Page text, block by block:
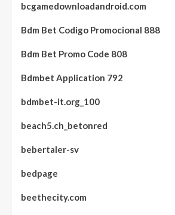
bcgamedownloadandroid.com
Bdm Bet Codigo Promocional 888
Bdm Bet Promo Code 808
Bdmbet Application 792
bdmbet-it.org_100
beach5.ch_betonred
bebertaler-sv
bedpage
beethecity.com